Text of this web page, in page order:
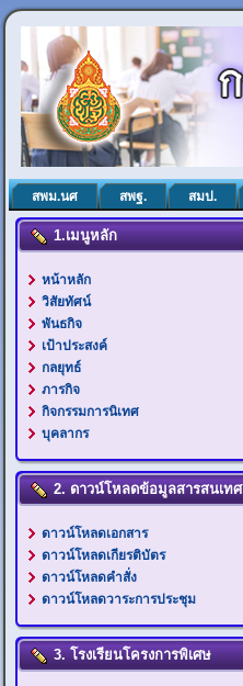
สพม.นศ สพฐ. สมป.
1.เมนูหลัก
หน้าหลัก
วิสัยทัศน์
พันธกิจ
เป้าประสงค์
กลยุทธ์
ภารกิจ
กิจกรรมการนิเทศ
บุคลากร
2. ดาวน์โหลดข้อมูลสารสนเทศ
ดาวน์โหลดเอกสาร
ดาวน์โหลดเกียรติบัตร
ดาวน์โหลดคำสั่ง
ดาวน์โหลดวาระการประชุม
3. โรงเรียนโครงการพิเศษ